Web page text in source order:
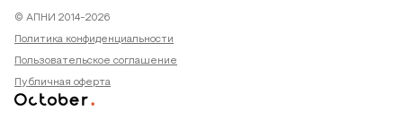
© АПНИ 2014-2026
Политика конфиденциальности
Пользовательское соглашение
Публичная оферта